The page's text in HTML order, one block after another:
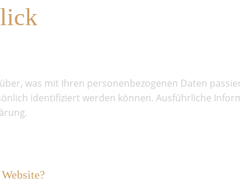
was mit Ihren personenbezogenen Daten
identifiziert werden können. Ausführliche